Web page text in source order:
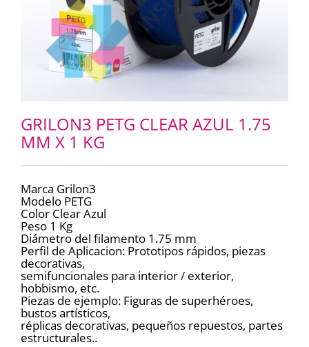
GRILON3 PETG CLEAR AZUL 1.75
MM X 1 KG
Marca Grilon3
Modelo PETG
Color Clear Azul
Peso 1 Kg
Diámetro del filamento 1.75 mm
Perfil de Aplicacion: Prototipos rápidos, piezas
decorativas,
semifuncionales para interior / exterior,
hobbismo, etc.
Piezas de ejemplo: Figuras de superhéroes,
bustos artísticos,
réplicas decorativas, pequeños repuestos, partes
estructurales..